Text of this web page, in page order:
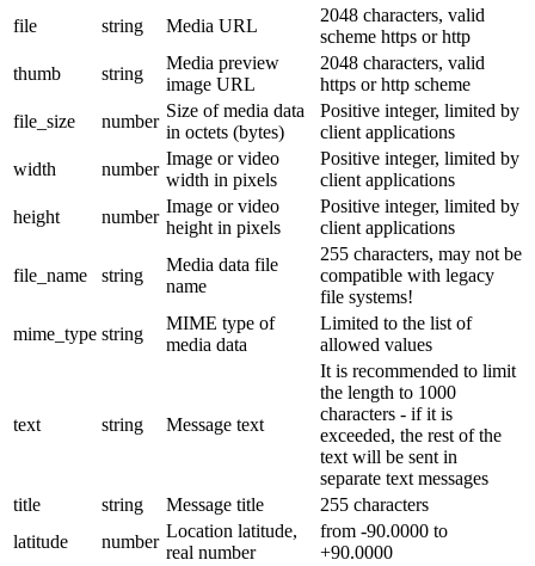
file string Media URL
2048 characters, valid
scheme https or http
thumb
string
Media preview
image URL
2048 characters, valid
https or http scheme
file_size
number
Size of media data
in octets (bytes)
Positive integer, limited by
client applications
width
number
Image or video
width in pixels
Positive integer, limited by
client applications
height
number
Image or video
height in pixels
Positive integer, limited by
client applications
file_name string
Media data file
name
255 characters, may not be
compatible with legacy
file systems!
mime_type string
MIME type of
media data
Limited to the list of
allowed values
text string Message text
It is recommended to limit
the length to 1000
characters - if it is
exceeded, the rest of the
text will be sent in
separate text messages
title
string Message title
255 characters
latitude
number
Location latitude,
real number
from -90.0000 to
+90.0000